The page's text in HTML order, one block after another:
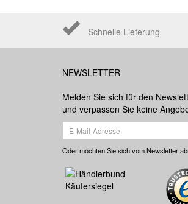
Schnelle Lieferung
NEWSLETTER
Melden Sie sich für den
und verpassen Sie keine
Oder möchten Sie sich vom Newsletter